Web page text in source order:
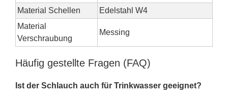
Material Schellen
Edelstahl W4
Material
Verschraubung
Messing
Häufig gestellte Fragen (FAQ)
Ist der Schlauch auch für Trinkwasser geeignet?